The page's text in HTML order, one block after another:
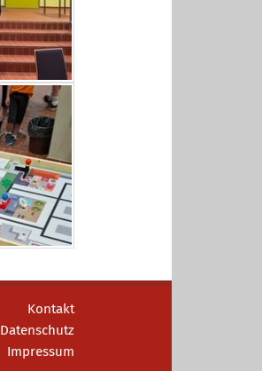
Kontakt
Datenschutz
Impressum